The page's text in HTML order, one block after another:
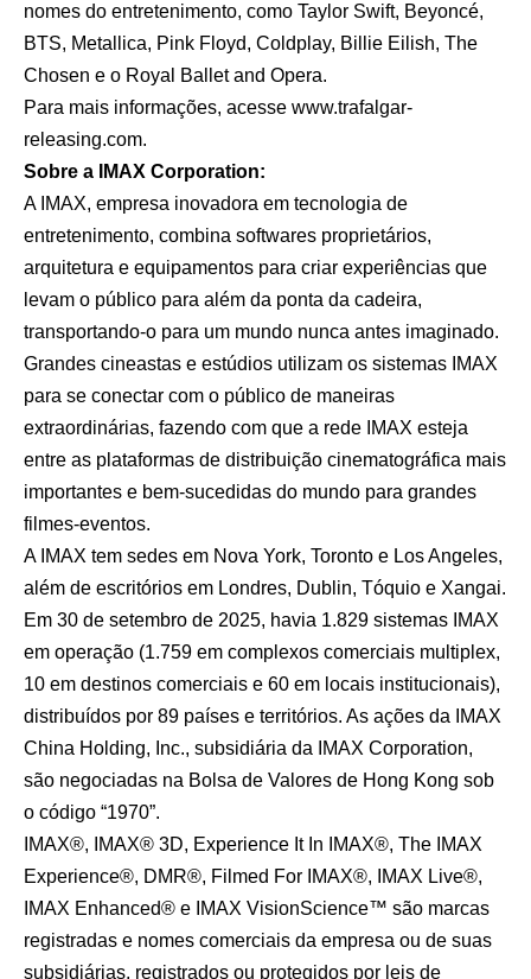
nomes do entretenimento, como Taylor Swift, Beyoncé,
BTS, Metallica, Pink Floyd, Coldplay, Billie Eilish, The
Chosen e o Royal Ballet and Opera.
Para mais informações, acesse www.trafalgar-
releasing.com.
Sobre a IMAX Corporation:
A IMAX, empresa inovadora em tecnologia de
entretenimento, combina softwares proprietários,
arquitetura e equipamentos para criar experiências que
levam o público para além da ponta da cadeira,
transportando-o para um mundo nunca antes imaginado.
Grandes cineastas e estúdios utilizam os sistemas IMAX
para se conectar com o público de maneiras
extraordinárias, fazendo com que a rede IMAX esteja
entre as plataformas de distribuição cinematográfica mais
importantes e bem-sucedidas do mundo para grandes
filmes-eventos.
A IMAX tem sedes em Nova York, Toronto e Los Angeles,
além de escritórios em Londres, Dublin, Tóquio e Xangai.
Em 30 de setembro de 2025, havia 1.829 sistemas IMAX
em operação (1.759 em complexos comerciais multiplex,
10 em destinos comerciais e 60 em locais institucionais),
distribuídos por 89 países e territórios. As ações da IMAX
China Holding, Inc., subsidiária da IMAX Corporation,
são negociadas na Bolsa de Valores de Hong Kong sob
o código “1970”.
IMAX®, IMAX® 3D, Experience It In IMAX®, The IMAX
Experience®, DMR®, Filmed For IMAX®, IMAX Live®,
IMAX Enhanced® e IMAX VisionScience™ são marcas
registradas e nomes comerciais da empresa ou de suas
subsidiárias, registrados ou protegidos por leis de